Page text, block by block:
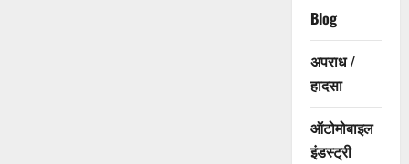
Blog
अपराध /
हादसा
ऑटोमोबाइल
इंडस्ट्री